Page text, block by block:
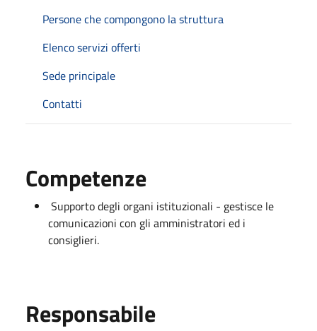
Persone che compongono la struttura
Elenco servizi offerti
Sede principale
Contatti
Competenze
Supporto degli organi istituzionali - gestisce le
comunicazioni con gli amministratori ed i
consiglieri.
Responsabile